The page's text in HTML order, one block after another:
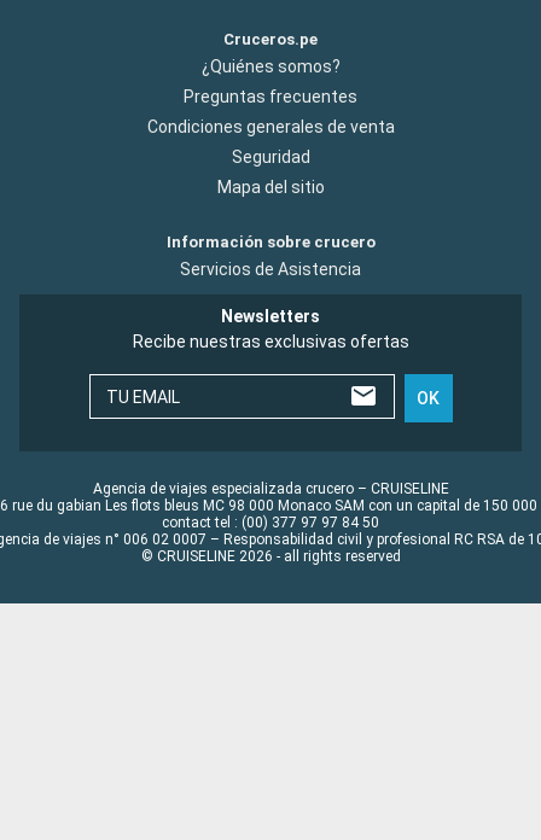
Cruceros.pe
¿Quiénes somos?
Preguntas frecuentes
Condiciones generales de venta
Seguridad
Mapa del sitio
Información sobre crucero
Servicios de Asistencia
Newsletters
Recibe nuestras exclusivas ofertas
TU EMAIL OK
Agencia de viajes especializada crucero – CRUISELINE
rue du gabian Les flots bleus MC 98 000 Monaco SAM con un capital de 150 000
contact tel : (00) 377 97 97 84 50
de viajes n° 006 02 0007 – Responsabilidad civil y profesional RC RSA de
© CRUISELINE 2026 - all rights reserved